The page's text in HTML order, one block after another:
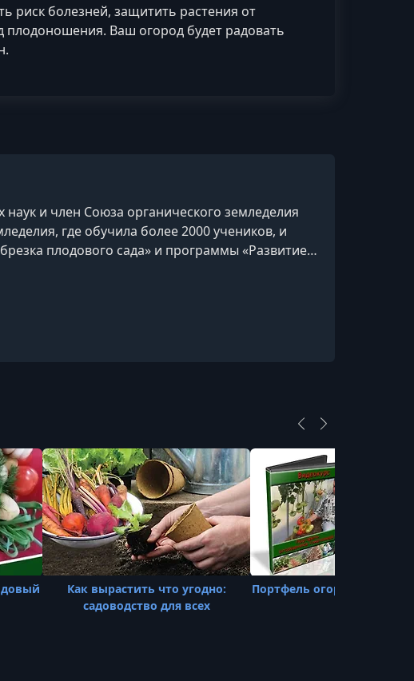
риск болезней, защитить растения от
плодоношения. Ваш огород будет радовать
и член Союза органического земледелия
где обучила более 2000 учеников, и
плодового сада» и программы «Развитие
Как вырастить что угодно:
садоводство для всех
Портфель огородника